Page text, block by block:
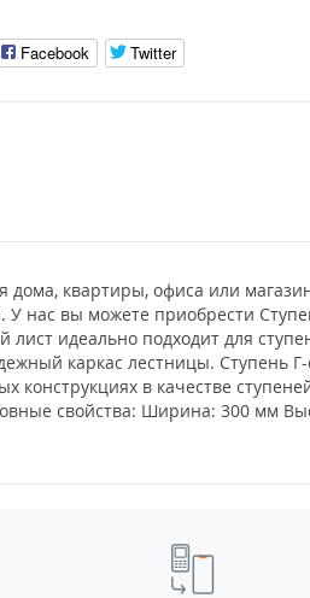
Facebook Twitter
дома, квартиры, офиса или
У нас вы можете приобрести
идеально подходит для
каркас лестницы. Ступень
в качестве
свойства: Ширина: 300 мм